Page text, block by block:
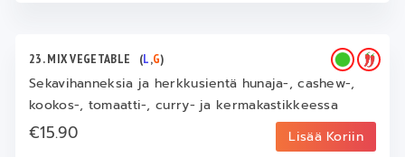
23. MIX VEGETABLE (L,G)
Sekavihanneksia ja herkkusientä hunaja-, cashew-,
kookos-, tomaatti-, curry- ja kermakastikkeessa
€15.90 Lisää Koriin